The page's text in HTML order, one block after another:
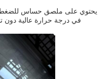
يحتوي على ملصق حساس للضغط
في درجة حرارة عالية دون